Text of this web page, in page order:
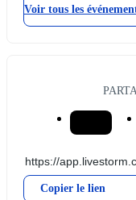
Voir tous les
Copier le lien